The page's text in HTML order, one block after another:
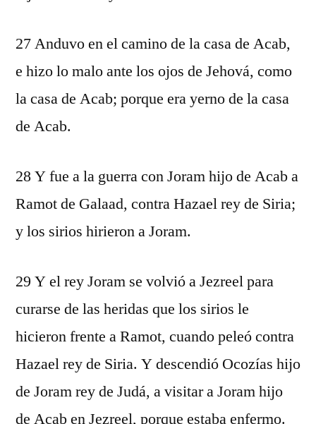
27 Anduvo en el camino de la casa de Acab,
e hizo lo malo ante los ojos de Jehová, como
la casa de Acab; porque era yerno de la casa
de Acab.
28 Y fue a la guerra con Joram hijo de Acab a
Ramot de Galaad, contra Hazael rey de Siria;
y los sirios hirieron a Joram.
29 Y el rey Joram se volvió a Jezreel para
curarse de las heridas que los sirios le
hicieron frente a Ramot, cuando peleó contra
Hazael rey de Siria. Y descendió Ocozías hijo
de Joram rey de Judá, a visitar a Joram hijo
de Acab en Jezreel, porque estaba enfermo.